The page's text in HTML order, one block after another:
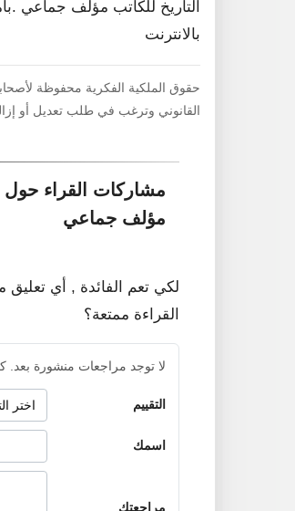
التاريخ للكاتب مؤلف جماعي
بالانترنت
حقوق الملكية الفكرية محفوظة
القانوني وترغب في طلب تعديل أو
مشاركات القراء
مؤلف جماعي
لكي تعم الفائدة , أي
القراءة ممتعة؟
لا توجد مراجعات منشورة بعد.
التقييم
اسمك
مراجعتك